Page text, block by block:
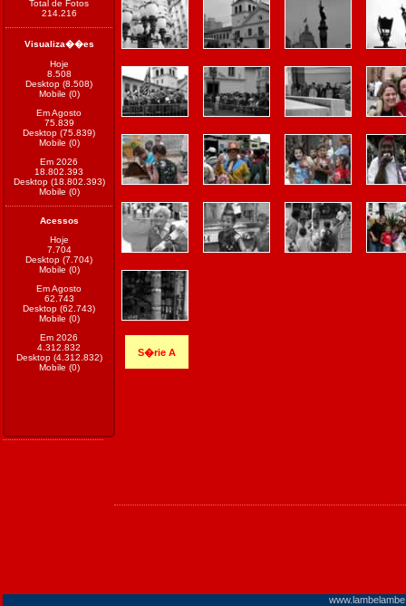
Total de Fotos
214.216
Visualiza��es
Hoje
8.508
Desktop (8.508)
Mobile (0)
Em Agosto
75.839
Desktop (75.839)
Mobile (0)
Em 2026
18.802.393
Desktop (18.802.393)
Mobile (0)
Acessos
Hoje
7.704
Desktop (7.704)
Mobile (0)
Em Agosto
62.743
Desktop (62.743)
Mobile (0)
Em 2026
4.312.832
Desktop (4.312.832)
Mobile (0)
S�rie A